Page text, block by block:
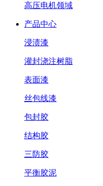
高压电机领域
产品中心
浸渍漆
灌封浇注树脂
表面漆
丝包线漆
包封胶
结构胶
三防胶
平衡胶泥